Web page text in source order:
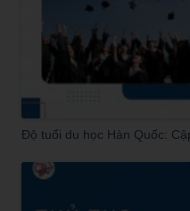
Độ tuổi du học Hàn Quốc: